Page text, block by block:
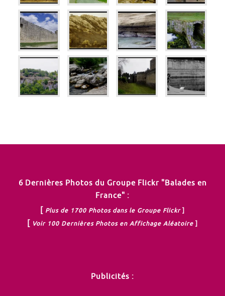
6 Dernières Photos du Groupe Flickr "Balades en
France" :
Plus de 1700 Photos dans le Groupe Flickr]
Voir 100 Dernières Photos en Affichage Aléatoire ]
Publicités :